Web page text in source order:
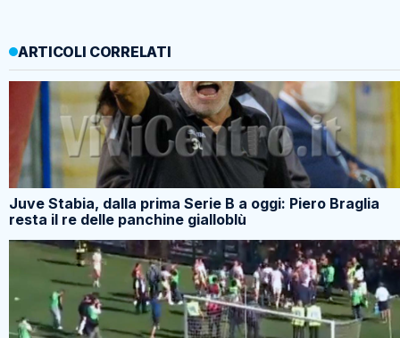
ARTICOLI CORRELATI
Juve Stabia, dalla prima Serie B a oggi: Piero Braglia
resta il re delle panchine gialloblù